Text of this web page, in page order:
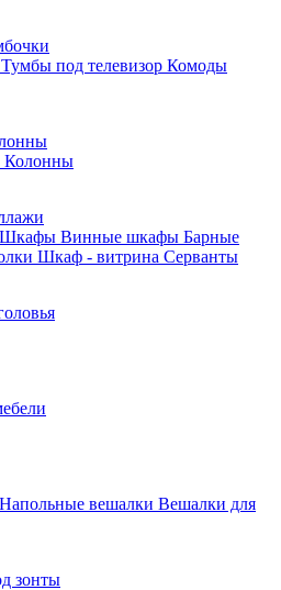
Тумбы под телевизор Комоды
Колонны
Шкафы Винные шкафы Барные
Шкаф - витрина Серванты
Напольные вешалки Вешалки для
зонты